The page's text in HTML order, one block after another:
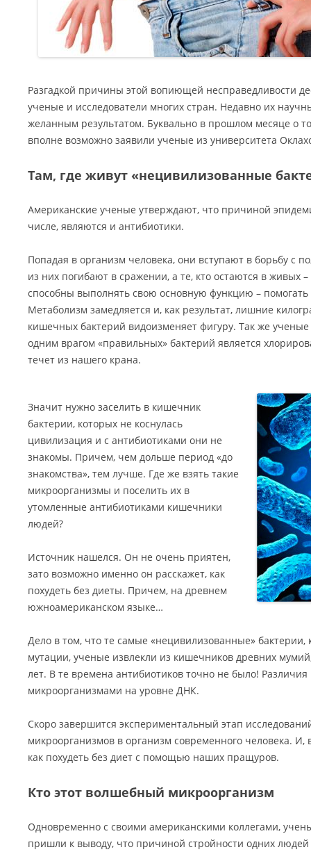
Разгадкой причины этой вопиющей несправедливости
ученые и исследователи многих стран. Недавно их
желанным результатом. Буквально в прошлом месяце о
вполне возможно заявили ученые из университета
Там, где живут «нецивилизованные
Американские ученые утверждают, что причиной
числе, являются и антибиотики.
Попадая в организм человека, они вступают в борьбу с
из них погибают в сражении, а те, кто остаются в живых
способны выполнять свою основную функцию –
Метаболизм замедляется и, как результат, лишние
кишечных бактерий видоизменяет фигуру. Так же
одним врагом «правильных» бактерий является
течет из нашего крана.
Значит нужно заселить в кишечник
бактерии, которых не коснулась
цивилизация и с антибиотиками они не
знакомы. Причем, чем дольше период «до
знакомства», тем лучше. Где же взять такие
микроорганизмы и поселить их в
утомленные антибиотиками кишечники
людей?
Источник нашелся. Он не очень приятен,
зато возможно именно он расскажет, как
похудеть без диеты. Причем, на древнем
южноамериканском языке…
Дело в том, что те самые «нецивилизованные» бактерии,
мутации, ученые извлекли из кишечников древних
лет. В те времена антибиотиков точно не было!
микроорганизмами на уровне ДНК.
Скоро завершится экспериментальный этап
микроорганизмов в организм современного человека. И,
как похудеть без диет с помощью наших пращуров.
Кто этот волшебный микроорганизм
Одновременно с своими американскими коллегами,
пришли к выводу, что причиной стройности одних людей